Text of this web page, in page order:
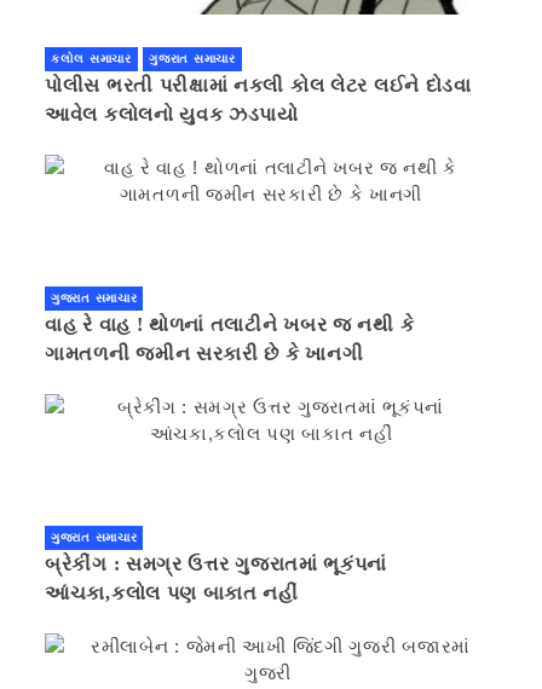
કલોલ સમાચાર ગુજરાત સમાચાર
પોલીસ ભરતી પરીક્ષામાં નકલી કોલ લેટર લઈને દોડવા
આવેલ કલોલનો યુવક ઝડપાયો
ગુજરાત સમાચાર
વાહ રે વાહ ! થોળનાં તલાટીને ખબર જ નથી કે
ગામતળની જમીન સરકારી છે કે ખાનગી
ગુજરાત સમાચાર
બ્રેકીંગ : સમગ્ર ઉત્તર ગુજરાતમાં ભૂકંપનાં
આંચકા,કલોલ પણ બાકાત નહીં